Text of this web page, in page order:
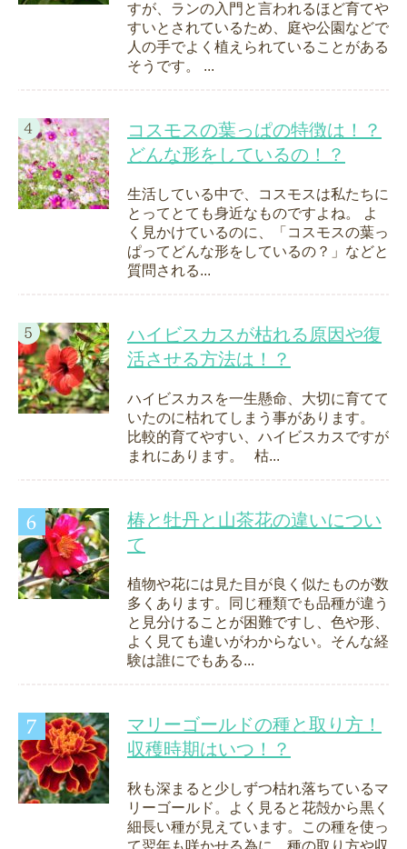
すが、ランの入門と言われるほど育てや
すいとされているため、庭や公園などで
人の手でよく植えられていることがある
そうです。 ...
コスモスの葉っぱの特徴は！？
どんな形をしているの！？
生活している中で、コスモスは私たちに
とってとても身近なものですよね。 よ
く見かけているのに、「コスモスの葉っ
ぱってどんな形をしているの？」などと
質問される...
ハイビスカスが枯れる原因や復
活させる方法は！？
ハイビスカスを一生懸命、大切に育てて
いたのに枯れてしまう事があります。
比較的育てやすい、ハイビスカスですが
まれにあります。 枯...
椿と牡丹と山茶花の違いについ
て
植物や花には見た目が良く似たものが数
多くあります。同じ種類でも品種が違う
と見分けることが困難ですし、色や形、
よく見ても違いがわからない。そんな経
験は誰にでもある...
マリーゴールドの種と取り方！
収穫時期はいつ！？
秋も深まると少しずつ枯れ落ちているマ
リーゴールド。よく見ると花殻から黒く
細長い種が見えています。この種を使っ